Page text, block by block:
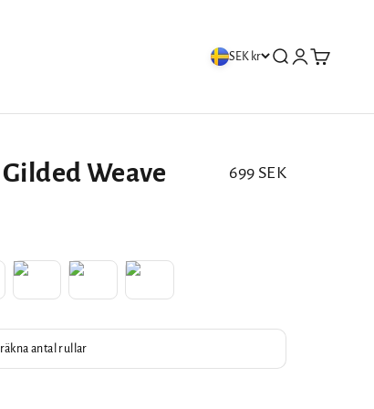
SEK kr Öppna sök
ÖppnaÖppna
Weave REA-pris
699 SEK
antal rullar